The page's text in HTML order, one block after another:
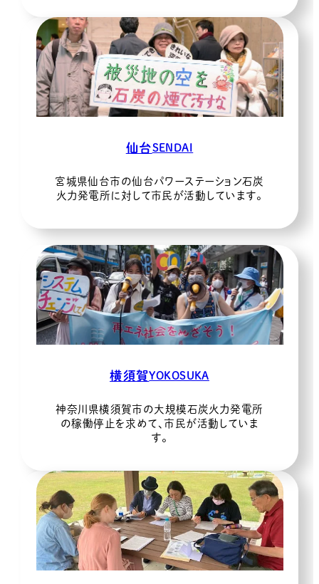
仙台SENDAI
宮城県仙台市の仙台パワーステーション石炭
火力発電所に対して市民が活動しています。
横須賀YOKOSUKA
神奈川県横須賀市の大規模石炭火力発電所
の稼働停止を求めて、市民が活動していま
す。